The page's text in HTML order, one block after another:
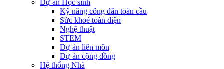
Dự án Học sinh
Kỹ năng công dân toàn cầu
Sức khoẻ toàn diện
Nghệ thuật
STEM
Dự án liên môn
Dự án cộng đồng
Hệ thống Nhà